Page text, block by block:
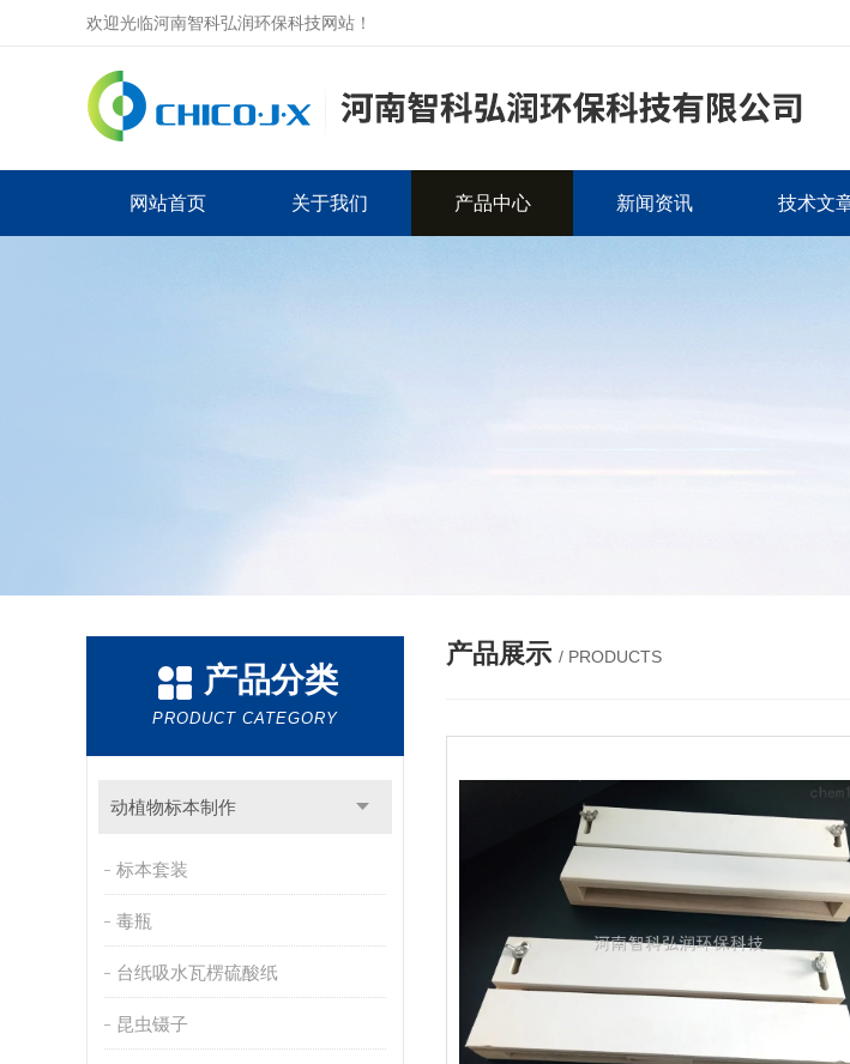
欢迎光临河南智科弘润环保科技网站！
网站首页 关于我们 产品中心 新闻资讯 技术文
产品分类
PRODUCT CATEGORY
动植物标本制作
标本套装
毒瓶
台纸吸水瓦楞硫酸纸
昆虫镊子
产品展示 / PRODUCTS